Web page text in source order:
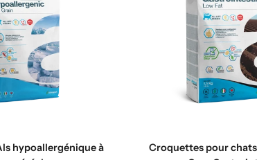
hypoallergénique à
Croquettes pour